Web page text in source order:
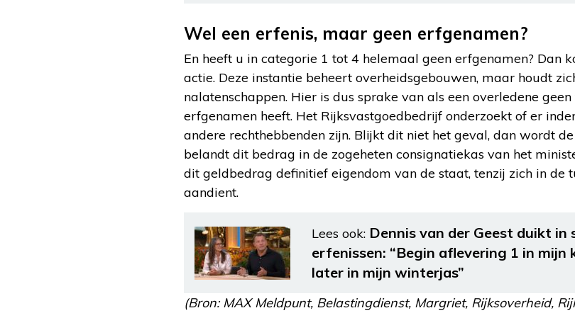
Wel een erfenis, maar geen erfgenamen?
En heeft u in categorie 1 tot 4 helemaal geen erfgenamen? Dan
actie. Deze instantie beheert overheidsgebouwen, maar houdt
nalatenschappen. Hier is dus sprake van als een overledene
erfgenamen heeft. Het Rijksvastgoedbedrijf onderzoekt of er
andere rechthebbenden zijn. Blijkt dit niet het geval, dan wordt
belandt dit bedrag in de zogeheten consignatiekas van het
dit geldbedrag definitief eigendom van de staat, tenzij zich in de
aandient.
Lees ook: Dennis van der Geest duikt in
erfenissen: “Begin aflevering 1 in
later in mijn winterjas”
(Bron: MAX Meldpunt, Belastingdienst, Margriet, Rijksoverheid,